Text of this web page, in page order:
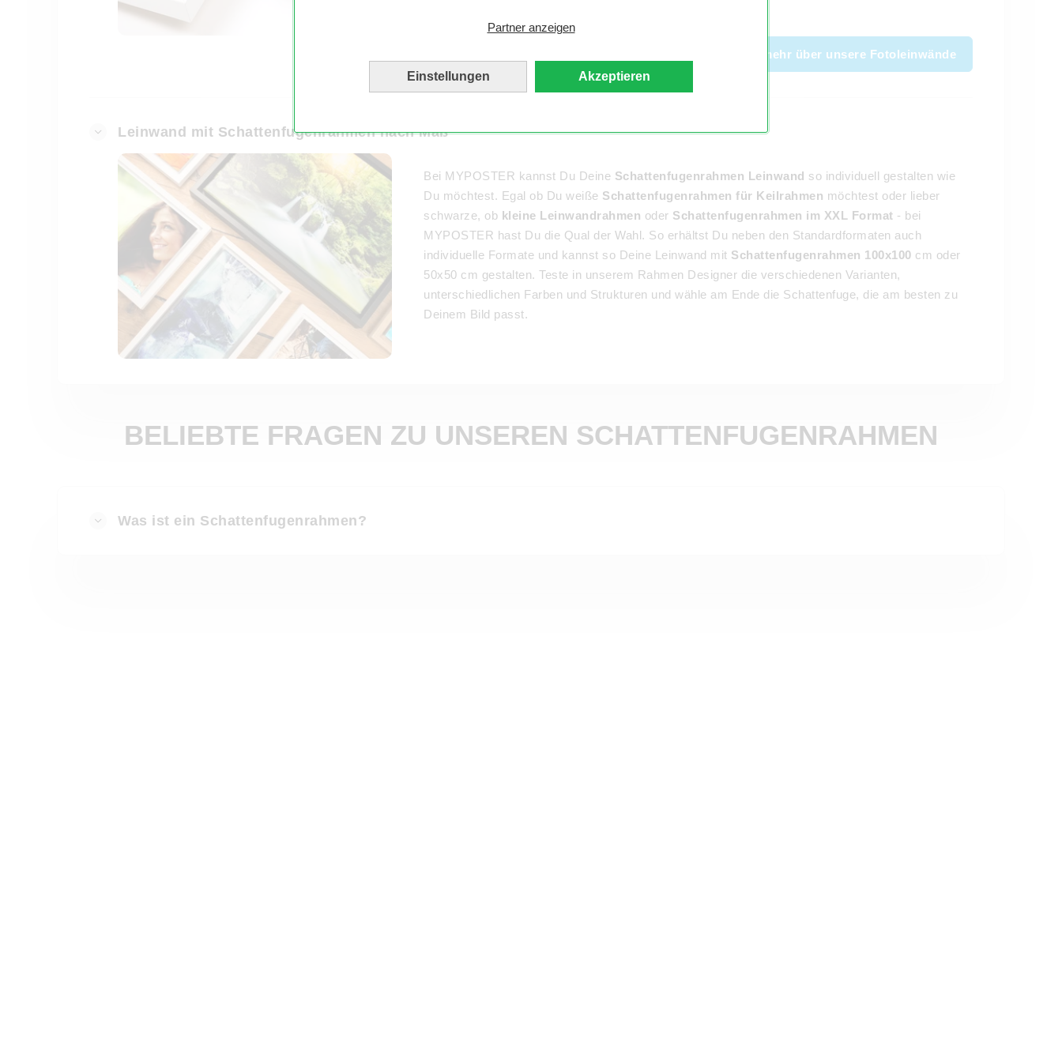
Partner anzeigen
Einstellungen Akzeptieren
Begeisterung. Meine
Liebe. Vielen Dank,
MYPOSTER!
Erfahre mehr über unsere Fotoleinwände
Leinwand mit Schattenfugenrahmen nach Maß
Bei MYPOSTER kannst Du Deine Schattenfugenrahmen Leinwand so individuell gestalten wie
Du möchtest. Egal ob Du weiße Schattenfugenrahmen für Keilrahmen möchtest oder lieber
schwarze, ob kleine Leinwandrahmen oder Schattenfugenrahmen im XXL Format - bei
MYPOSTER hast Du die Qual der Wahl. So erhältst Du neben den Standardformaten auch
individuelle Formate und kannst so Deine Leinwand mit Schattenfugenrahmen 100x100 cm oder
50x50 cm gestalten. Teste in unserem Rahmen Designer die verschiedenen Varianten,
unterschiedlichen Farben und Strukturen und wähle am Ende die Schattenfuge, die am besten zu
Deinem Bild passt.
BELIEBTE FRAGEN ZU UNSEREN SCHATTENFUGENRAHMEN
Was ist ein Schattenfugenrahmen?